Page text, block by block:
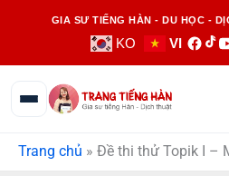
GIA SƯ TIẾNG HÀN - DU HỌC -
KO VI
Trang chủ » Đề thi thử Topik I –